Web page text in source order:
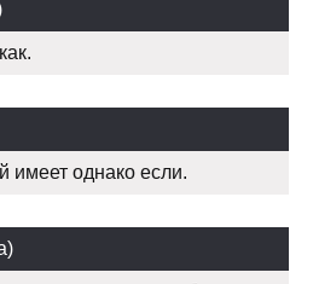
имеет однако если.